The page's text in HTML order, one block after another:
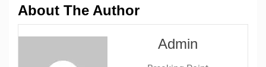
About The Author
Admin